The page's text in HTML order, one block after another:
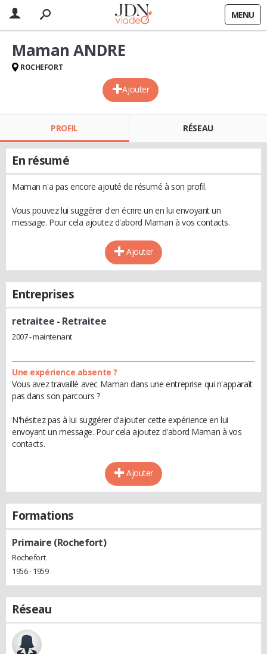
MENU
Ajouter
Maman ANDRE
ROCHEFORT
PROFIL RÉSEAU
En résumé
Maman n'a pas encore ajouté de résumé à son profil.
Vous pouvez lui suggérer d'en écrire un en lui envoyant un
message. Pour cela ajoutez d'abord Maman à vos contacts.
Ajouter
Entreprises
retraitee - Retraitee
2007 - maintenant
Une expérience absente ?
Vous avez travaillé avec Maman dans une entreprise qui n'apparaît
pas dans son parcours ?
N'hésitez pas à lui suggérer d'ajouter cette expérience en lui
envoyant un message. Pour cela ajoutez d'abord Maman à vos
contacts.
Ajouter
Formations
Primaire (Rochefort)
Rochefort
1956 - 1959
Réseau